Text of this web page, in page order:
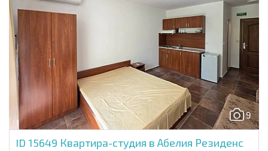
9
ID 15649 Квартира-студия в Абелия Резиденс